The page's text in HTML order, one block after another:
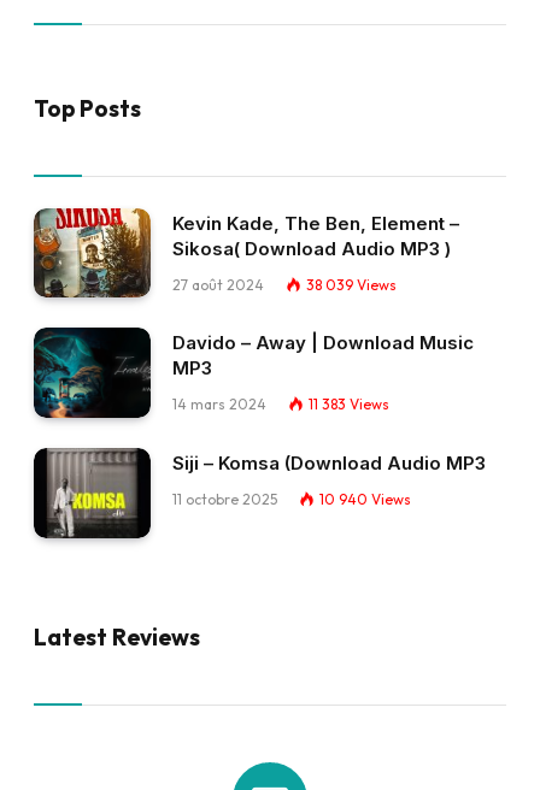
Top Posts
Kevin Kade, The Ben, Element –
Sikosa( Download Audio MP3 )
27 août 2024 38 039 Views
Davido – Away | Download Music
MP3
14 mars 2024 11 383 Views
Siji – Komsa (Download Audio MP3
11 octobre 2025 10 940 Views
Latest Reviews